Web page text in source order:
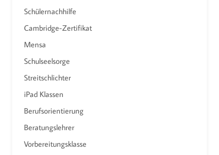
Schülernachhilfe
Cambridge-Zertifikat
Mensa
Schulseelsorge
Streitschlichter
iPad Klassen
Berufsorientierung
Beratungslehrer
Vorbereitungsklasse